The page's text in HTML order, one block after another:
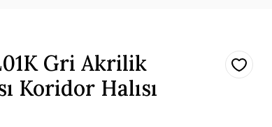
Gri Akrilik
Koridor Halısı